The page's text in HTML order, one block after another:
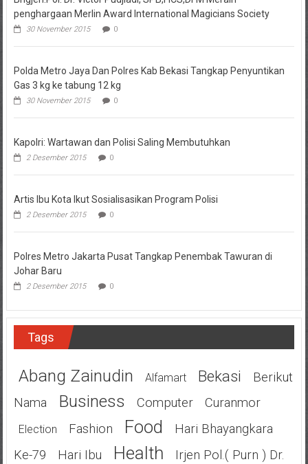
penghargaan Merlin Award International Magicians Society
30 November 2015 0
Polda Metro Jaya Dan Polres Kab Bekasi Tangkap Penyuntikan
Gas 3 kg ke tabung 12 kg
30 November 2015 0
Kapolri: Wartawan dan Polisi Saling Membutuhkan
2 Desember 2015 0
Artis Ibu Kota Ikut Sosialisasikan Program Polisi
2 Desember 2015 0
Polres Metro Jakarta Pusat Tangkap Penembak Tawuran di
Johar Baru
2 Desember 2015 0
Tags
Abang Zainudin Alfamart Bekasi
Berikut
Nama
Business Computer Curanmor
Election Fashion Food
Hari Bhayangkara
Ke-79
Hari Ibu Health
Irjen Pol.( Purn ) Dr.